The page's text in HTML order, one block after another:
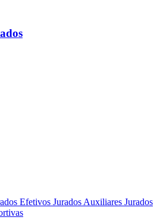
Efetivos Jurados Auxiliares Jurados